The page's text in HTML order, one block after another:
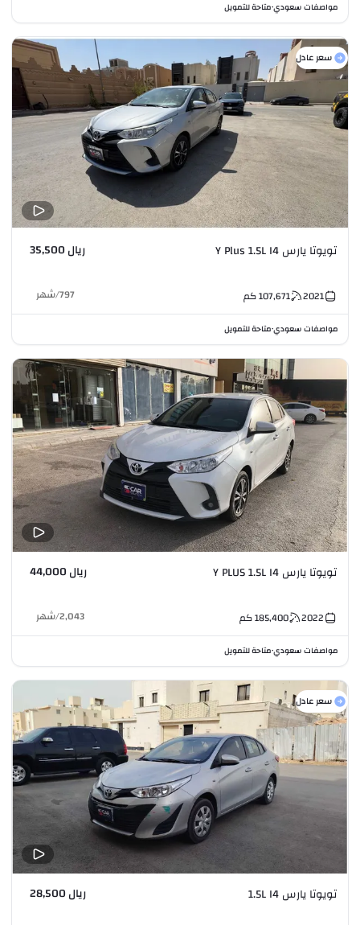
مواصفات سعودي•متاحة للتمويل
سعر عادل
تويوتا يارس Y Plus 1.5L I4 ريال 35,500
2021
107,671كم 797
/شهر
مواصفات سعودي•متاحة للتمويل
تويوتا يارس Y PLUS 1.5L I4 ريال 44,000
2022
185,400كم 2,043
/شهر
مواصفات سعودي•متاحة للتمويل
سعر عادل
تويوتا يارس 1.5L I4 ريال 28,500